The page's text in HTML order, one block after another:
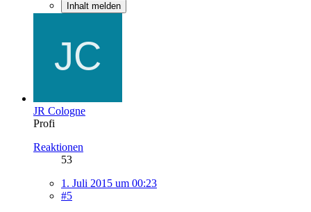
Inhalt melden
JR Cologne
Profi
Reaktionen
53
1. Juli 2015 um 00:23
#5